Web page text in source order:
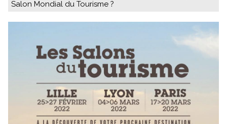
Salon Mondial du Tourisme ?